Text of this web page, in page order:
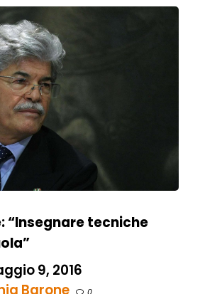
“Insegnare tecniche
9, 2016
Barone
0